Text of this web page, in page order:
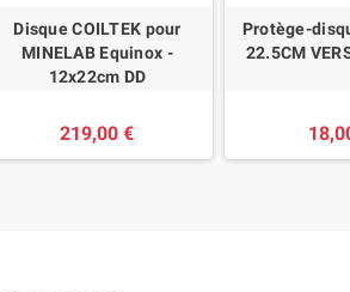
Disque COILTEK pour
MINELAB Equinox -
12x22cm DD
219,00 €
Protège-
22.5CM